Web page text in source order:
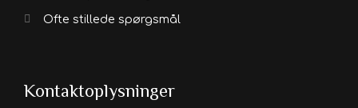
Ofte stillede spørgsmål
Kontaktoplysninger